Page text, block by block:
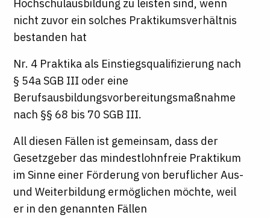
Hochschulausbildung zu leisten sind, wenn
nicht zuvor ein solches Praktikumsverhältnis
bestanden hat
Nr. 4 Praktika als Einstiegsqualifizierung nach
§ 54a SGB III oder eine
Berufsausbildungsvorbereitungsmaßnahme
nach §§ 68 bis 70 SGB III.
All diesen Fällen ist gemeinsam, dass der
Gesetzgeber das mindestlohnfreie Praktikum
im Sinne einer Förderung von beruflicher Aus-
und Weiterbildung ermöglichen möchte, weil
er in den genannten Fällen